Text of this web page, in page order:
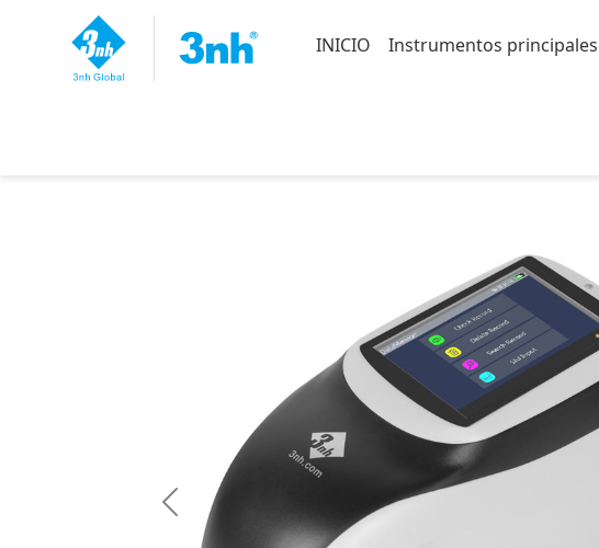
INICIO Instrumentos principales
Anterior